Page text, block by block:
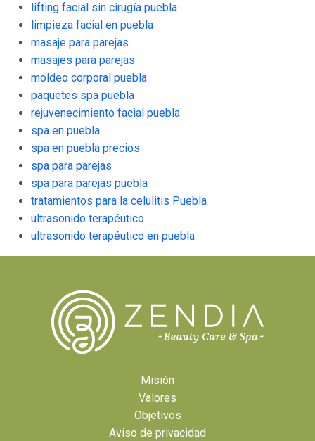
lifting facial sin cirugía puebla
limpieza facial en puebla
masaje para parejas
masajes para parejas
moldeo corporal puebla
paquetes spa puebla
rejuvenecimiento facial puebla
spa en puebla
spa en puebla precios
spa para parejas
spa para parejas puebla
tratamientos para la celulitis Puebla
ultrasonido terapéutico
ultrasonido terapéutico en puebla
Misión
Valores
Objetivos
Aviso de privacidad